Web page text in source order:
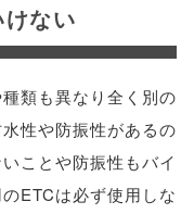
ない
類も異なり全く別の
性や防振性があるの
ことや防振性もバイ
ETCは必ず使用しな